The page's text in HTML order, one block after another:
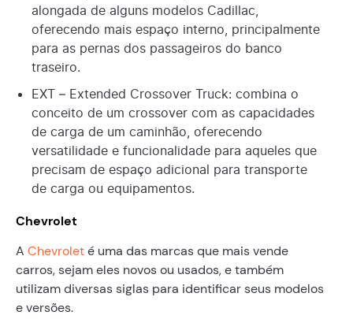
alongada de alguns modelos Cadillac,
oferecendo mais espaço interno, principalmente
para as pernas dos passageiros do banco
traseiro.
EXT – Extended Crossover Truck: combina o
conceito de um crossover com as capacidades
de carga de um caminhão, oferecendo
versatilidade e funcionalidade para aqueles que
precisam de espaço adicional para transporte
de carga ou equipamentos.
Chevrolet
A Chevroleté uma das marcas que mais vende
carros, sejam eles novos ou usados, e também
utilizam diversas siglas para identificar seus modelos
e versões.